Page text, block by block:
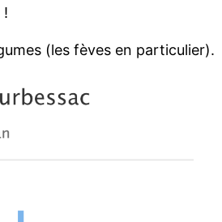
!
(les fèves en particulier).